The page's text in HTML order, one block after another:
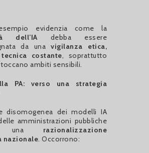
evidenzia come la
dell’IA debba essere
da unavigilanza etica,
costante, soprattutto
ambiti sensibili.
PA: verso una strategia
disomogenea dei modelli IA
amministrazioni pubbliche
una razionalizzazione
nazionale. Occorrono: